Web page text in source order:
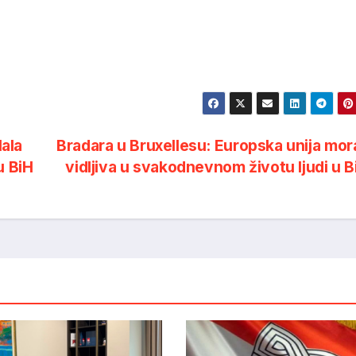
Bradara u Bruxellesu: Europska unija
vidljiva u svakodnevnom životu ljudi u
BiH